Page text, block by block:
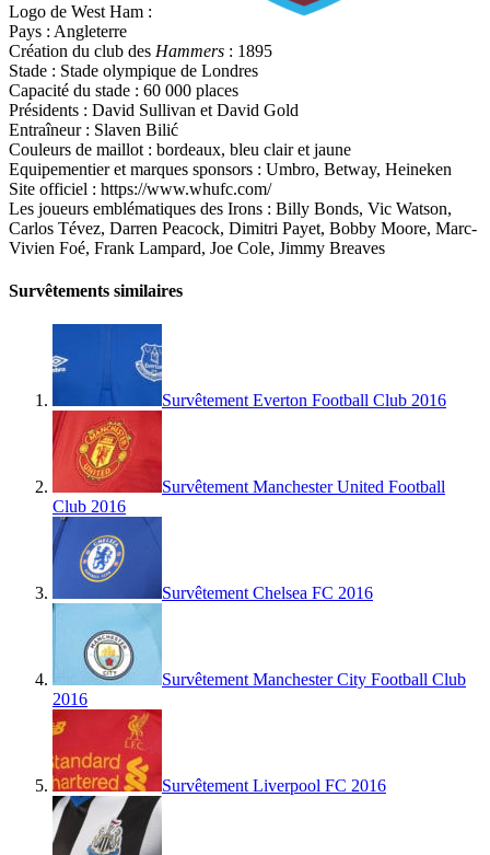
Logo de West Ham :
Pays : Angleterre
Création du club des Hammers : 1895
Stade : Stade olympique de Londres
Capacité du stade : 60 000 places
Présidents : David Sullivan et David Gold
Entraîneur : Slaven Bilić
Couleurs de maillot : bordeaux, bleu clair et jaune
Equipementier et marques sponsors : Umbro, Betway, Heineken
Site officiel : https://www.whufc.com/
Les joueurs emblématiques des Irons : Billy Bonds, Vic Watson,
Carlos Tévez, Darren Peacock, Dimitri Payet, Bobby Moore, Marc-
Vivien Foé, Frank Lampard, Joe Cole, Jimmy Breaves
Survêtements similaires
Survêtement Everton Football Club 2016
Survêtement Manchester United Football
Club 2016
Survêtement Chelsea FC 2016
Survêtement Manchester City Football Club
2016
Survêtement Liverpool FC 2016